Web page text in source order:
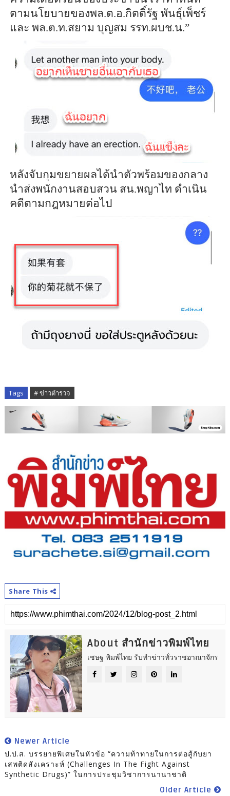
ตามนโยบายของพล.ต.อ.กิตติ์รัฐ พันธุ์เพ็ชร์
และ พล.ต.ท.สยาม บุญสม รรท.ผบช.น.”
หลังจับกุมขยายผลได้นำตัวพร้อมของกลาง
นำส่งพนักงานสอบสวน สน.พญาไท ดำเนิน
คดีตามกฎหมายต่อไป
Tags # ข่าวตำรวจ
Share This
About สำนักข่าวพิมพ์ไทย
เชษฐ พิมพ์ไทย รับทำข่าวทั่วราชอาณาจักร
Newer Article
ป.ป.ส. บรรยายพิเศษในหัวข้อ “ความท้าทายในการต่อสู้กับยา
เสพติดสังเคราะห์ (Challenges In The Fight Against
Synthetic Drugs)” ในการประชุมวิชาการนานาชาติ
Older Article